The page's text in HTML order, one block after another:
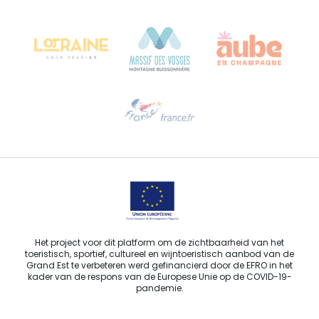
Stuur ons een e-mail
Het project voor dit platform om de zichtbaarheid van het
toeristisch, sportief, cultureel en wijntoeristisch aanbod van de
Grand Est te verbeteren werd gefinancierd door de EFRO in het
kader van de respons van de Europese Unie op de COVID-19-
pandemie.